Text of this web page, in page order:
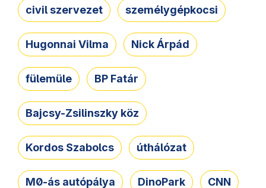
civil szervezet személygépkocsi
Hugonnai Vilma Nick Árpád
fülemüle BP Fatár
Bajcsy-Zsilinszky köz
Kordos Szabolcs úthálózat
M0-ás autópálya DinoPark CNN